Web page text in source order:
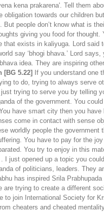
kena prakarena'. Tell them
towards our children
people don’t know what is
giving you food for
that exists in kaliyuga. Lord
say ‘bhogi bhava.’ Lord
idea. They are inspiring
[BG 5.22]
If you understand one
to do, trying to always serve
trying to serve you by
of the government. You
have smart city then you
come in contact with sense
worldly people the
You have to pay for the
You try to enjoy in this
just opened up a topic you
of politicians, leaders.
has inspired Srila
are trying to create a different
to join International Society for
cheaters and cheated